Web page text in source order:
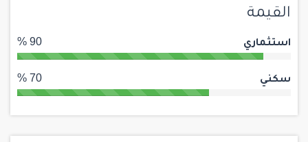
القيمة
استثماري 90 %
سكني 70 %